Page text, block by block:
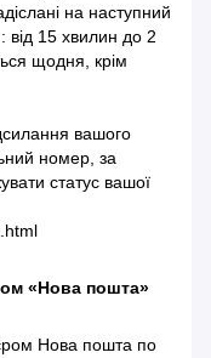
на наступний
від 15 хвилин до 2
щодня, крім
вашого
номер, за
статус вашої
«Нова пошта»
Нова пошта по